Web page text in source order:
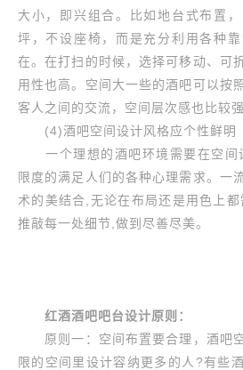
大小，即兴组合。比如地台式布置
坪，不设座椅，而是充分利用各种
在。在打扫的时候，选择可移动、可
用性也高。空间大一些的酒吧可以按
客人之间的交流，空间层次感也比较强
(4)酒吧空间设计风格应个性鲜明
一个理想的酒吧环境需要在空间
限度的满足人们的各种心理需求。一
术的美结合,无论在布局还是用色上都
推敲每一处细节,做到尽善尽美。
红酒酒吧吧台设计原则：
原则一：空间布置要合理，酒吧空
限的空间里设计容纳更多的人?有些